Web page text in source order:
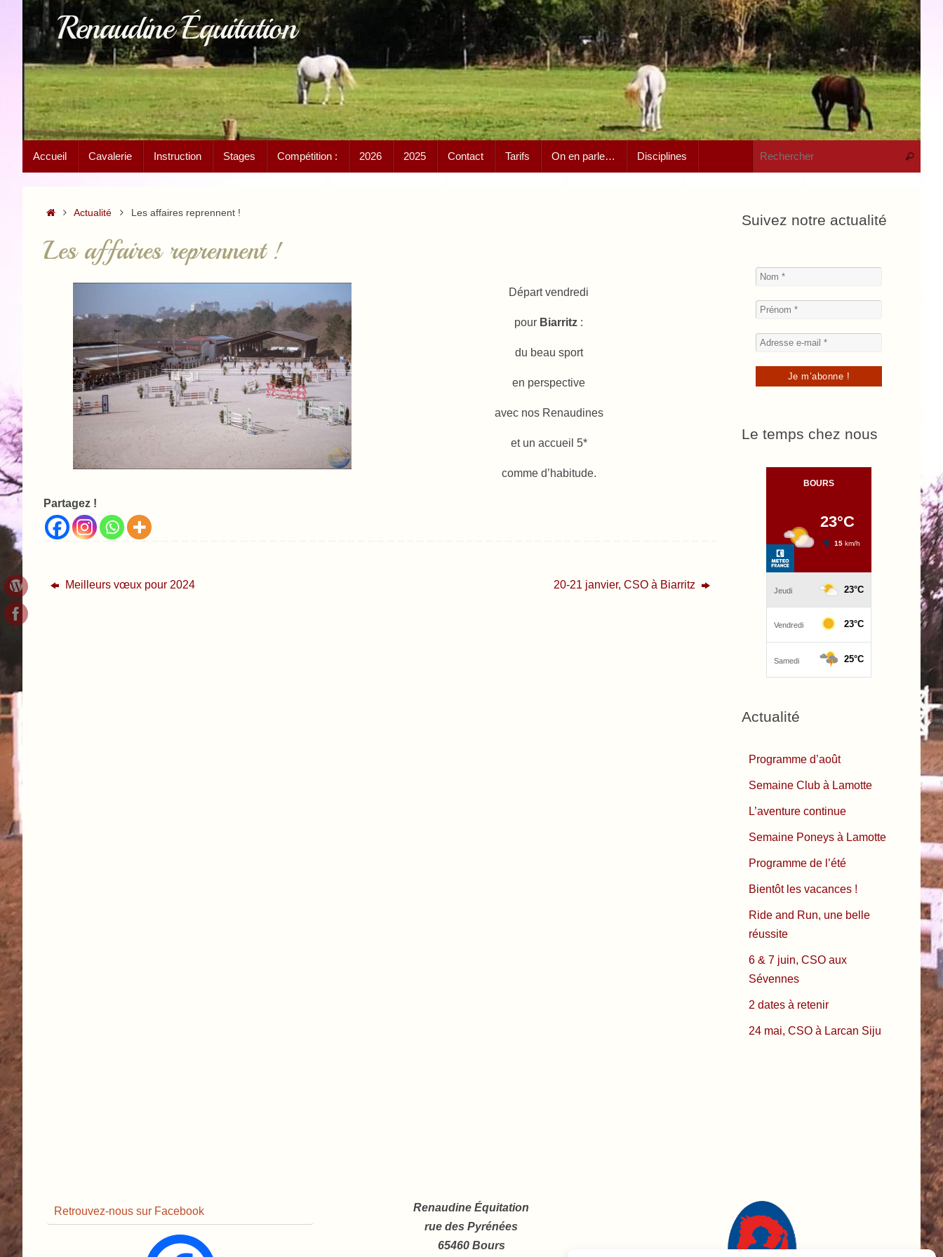
Passer
contenu
Renaudine Équitation
contenu
Accueil Cavalerie Instruction Stages Compétition : 2026 2025 Contact Tarifs On en parle… Disciplines
Accueil
Actualité Les affaires reprennent !
Les affaires reprennent !
Départ vendredi
pour Biarritz :
du beau sport
en perspective
avec nos Renaudines
et un accueil 5*
comme d’habitude.
Partagez !
Meilleurs vœux pour 2024 20-21 janvier, CSO à Biarritz
Suivez notre actualité
Le temps chez nous
Actualité
Programme d’août
Semaine Club à Lamotte
L’aventure continue
Semaine Poneys à Lamotte
Programme de l’été
Bientôt les vacances !
Ride and Run, une belle
réussite
6 & 7 juin, CSO aux
Sévennes
2 dates à retenir
24 mai, CSO à Larcan Siju
Retrouvez-nous sur Facebook
Renaudine Équitation
rue des Pyrénées
65460 Bours